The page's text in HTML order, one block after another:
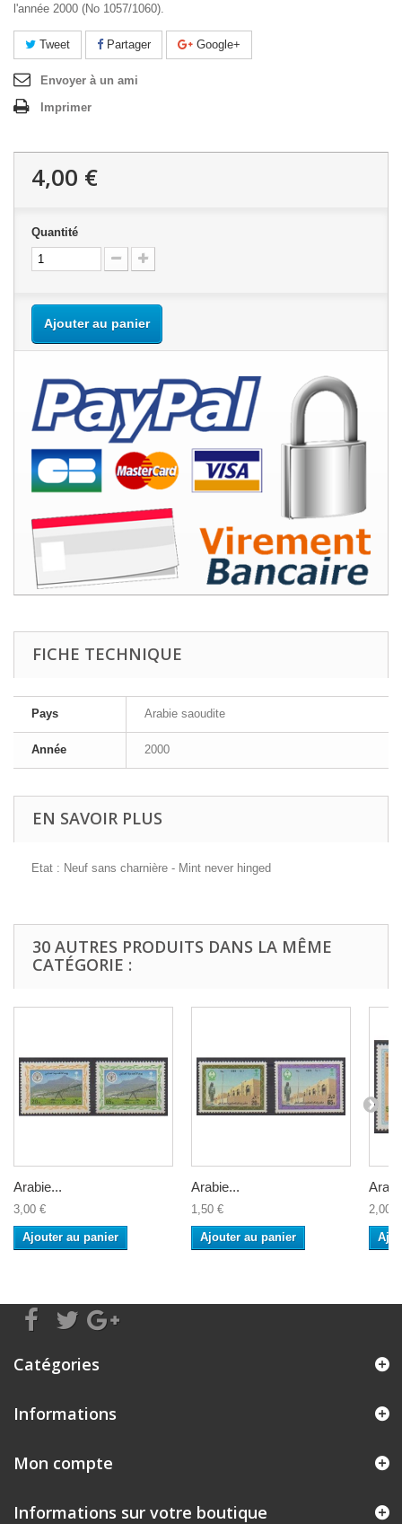
l'année 2000 (No 1057/1060).
Tweet Partager Google+
Envoyer à un ami
Imprimer
4,00 €
Quantité
Ajouter au panier
FICHE TECHNIQUE
Pays Arabie saoudite
Année 2000
EN SAVOIR PLUS
Etat : Neuf sans charnière - Mint never hinged
30 AUTRES PRODUITS DANS LA MÊME
CATÉGORIE :
Arabie...
3,00 €
Ajouter au panier
Arabie...
1,50 €
Ajouter au panier
2,00 €
Catégories
Informations
Mon compte
Informations sur votre boutique